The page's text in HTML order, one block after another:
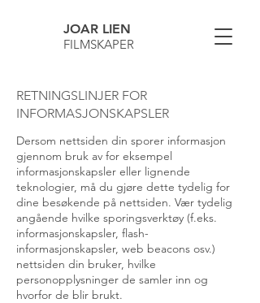
JOAR LIEN
FILMSKAPER
RETNINGSLINJER FOR
INFORMASJONSKAPSLER
Dersom nettsiden din sporer informasjon
gjennom bruk av for eksempel
informasjonskapsler eller lignende
teknologier, må du gjøre dette tydelig for
dine besøkende på nettsiden. Vær tydelig
angående hvilke sporingsverktøy (f.eks.
informasjonskapsler, flash-
informasjonskapsler, web beacons osv.)
nettsiden din bruker, hvilke
personopplysninger de samler inn og
hvorfor de blir brukt.